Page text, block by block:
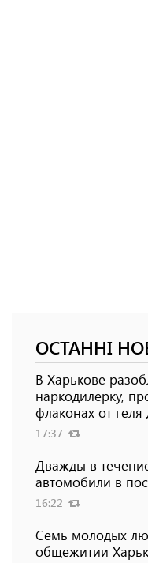
ОСТАННІ
В Харькове
наркодилерку,
флаконах от
17:37
Дважды в
автомобили в
16:22
Семь молодых
общежитии